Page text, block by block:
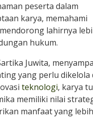
peserta dalam
karya, memahami
lahirnya
hukum.
Juwita,
yang perlu dikelola
teknologi, karya
memiliki nilai
manfaat yang